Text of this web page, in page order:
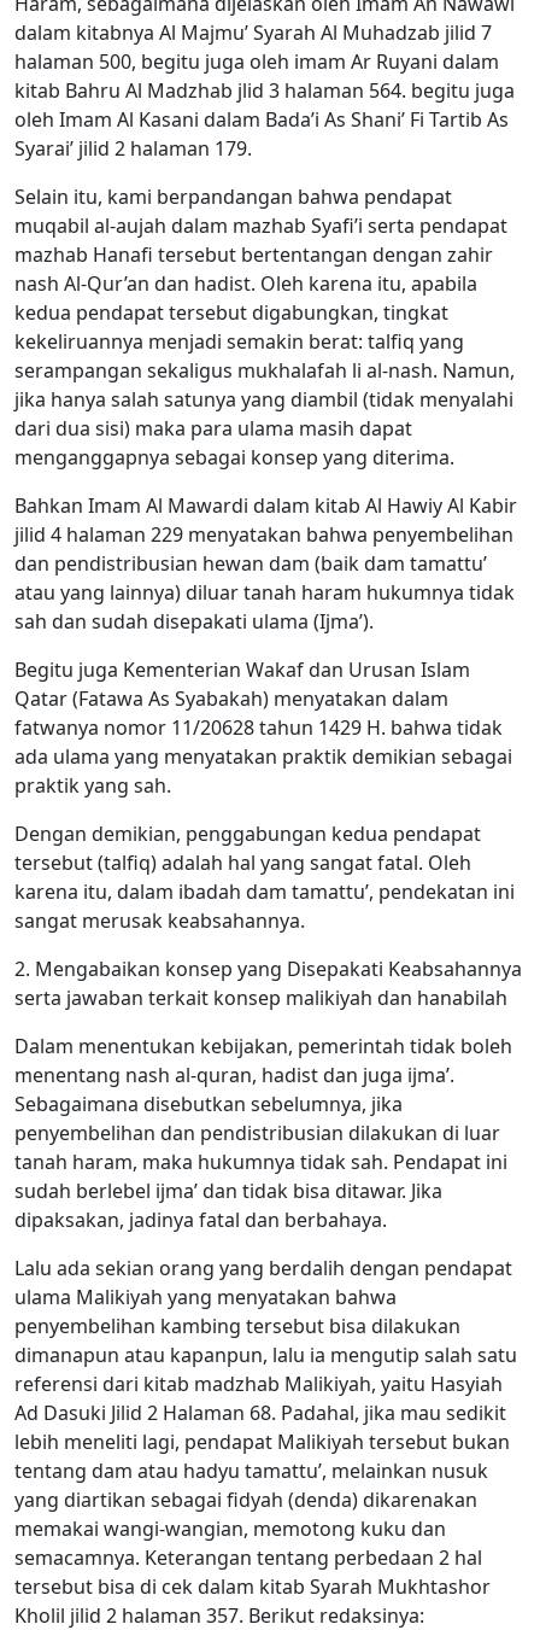
dalam kitabnya Al Majmu’ Syarah Al Muhadzab jilid 7
halaman 500, begitu juga oleh imam Ar Ruyani dalam
kitab Bahru Al Madzhab jlid 3 halaman 564. begitu juga
oleh Imam Al Kasani dalam Bada’i As Shani’ Fi Tartib As
Syarai’ jilid 2 halaman 179.
Selain itu, kami berpandangan bahwa pendapat
muqabil al-aujah dalam mazhab Syafi’i serta pendapat
mazhab Hanafi tersebut bertentangan dengan zahir
nash Al-Qur’an dan hadist. Oleh karena itu, apabila
kedua pendapat tersebut digabungkan, tingkat
kekeliruannya menjadi semakin berat: talfiq yang
serampangan sekaligus mukhalafah li al-nash. Namun,
jika hanya salah satunya yang diambil (tidak menyalahi
dari dua sisi) maka para ulama masih dapat
menganggapnya sebagai konsep yang diterima.
Bahkan Imam Al Mawardi dalam kitab Al Hawiy Al Kabir
jilid 4 halaman 229 menyatakan bahwa penyembelihan
dan pendistribusian hewan dam (baik dam tamattu’
atau yang lainnya) diluar tanah haram hukumnya tidak
sah dan sudah disepakati ulama (Ijma’).
Begitu juga Kementerian Wakaf dan Urusan Islam
Qatar (Fatawa As Syabakah) menyatakan dalam
fatwanya nomor 11/20628 tahun 1429 H. bahwa tidak
ada ulama yang menyatakan praktik demikian sebagai
praktik yang sah.
Dengan demikian, penggabungan kedua pendapat
tersebut (talfiq) adalah hal yang sangat fatal. Oleh
karena itu, dalam ibadah dam tamattu’, pendekatan ini
sangat merusak keabsahannya.
2. Mengabaikan konsep yang Disepakati Keabsahannya
serta jawaban terkait konsep malikiyah dan hanabilah
Dalam menentukan kebijakan, pemerintah tidak boleh
menentang nash al-quran, hadist dan juga ijma’.
Sebagaimana disebutkan sebelumnya, jika
penyembelihan dan pendistribusian dilakukan di luar
tanah haram, maka hukumnya tidak sah. Pendapat ini
sudah berlebel ijma’ dan tidak bisa ditawar. Jika
dipaksakan, jadinya fatal dan berbahaya.
Lalu ada sekian orang yang berdalih dengan pendapat
ulama Malikiyah yang menyatakan bahwa
penyembelihan kambing tersebut bisa dilakukan
dimanapun atau kapanpun, lalu ia mengutip salah satu
referensi dari kitab madzhab Malikiyah, yaitu Hasyiah
Ad Dasuki Jilid 2 Halaman 68. Padahal, jika mau sedikit
lebih meneliti lagi, pendapat Malikiyah tersebut bukan
tentang dam atau hadyu tamattu’, melainkan nusuk
yang diartikan sebagai fidyah (denda) dikarenakan
memakai wangi-wangian, memotong kuku dan
semacamnya. Keterangan tentang perbedaan 2 hal
tersebut bisa di cek dalam kitab Syarah Mukhtashor
Kholil jilid 2 halaman 357. Berikut redaksinya: